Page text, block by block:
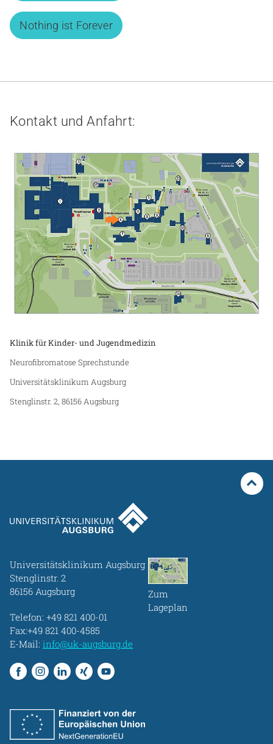
Nothing ist Forever
Kontakt und Anfahrt:
Klinik für Kinder- und Jugendmedizin
Neurofibromatose Sprechstunde
Universitätsklinikum Augsburg
Stenglinstr. 2, 86156 Augsburg
Universitätsklinikum Augsburg
Stenglinstr. 2
86156 Augsburg
Telefon: +49 821 400-01
Fax:+49 821 400-4585
E-Mail: info@uk-augsburg.de
Zum
Lageplan